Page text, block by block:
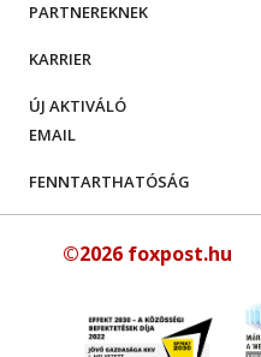
PARTNEREKNEK
KARRIER
ÚJ AKTIVÁLÓ
EMAIL
FENNTARTHATÓSÁG
©2026 foxpost.hu